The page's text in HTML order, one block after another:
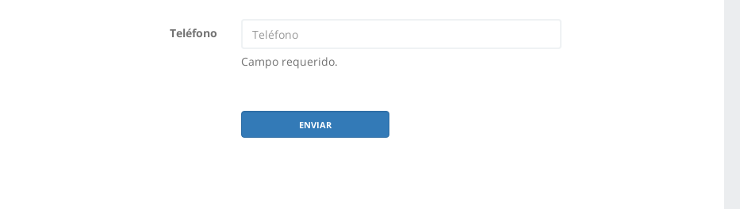
Teléfono
Campo requerido.